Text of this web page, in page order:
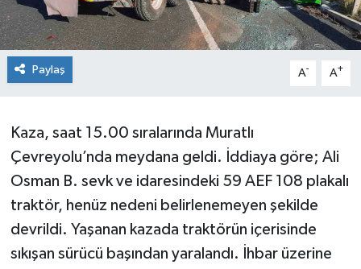
Paylaş A- A+
Kaza, saat 15.00 sıralarında Muratlı
Çevreyolu’nda meydana geldi. İddiaya göre; Ali
Osman B. sevk ve idaresindeki 59 AEF 108 plakalı
traktör, henüz nedeni belirlenemeyen şekilde
devrildi. Yaşanan kazada traktörün içerisinde
sıkışan sürücü başından yaralandı. İhbar üzerine